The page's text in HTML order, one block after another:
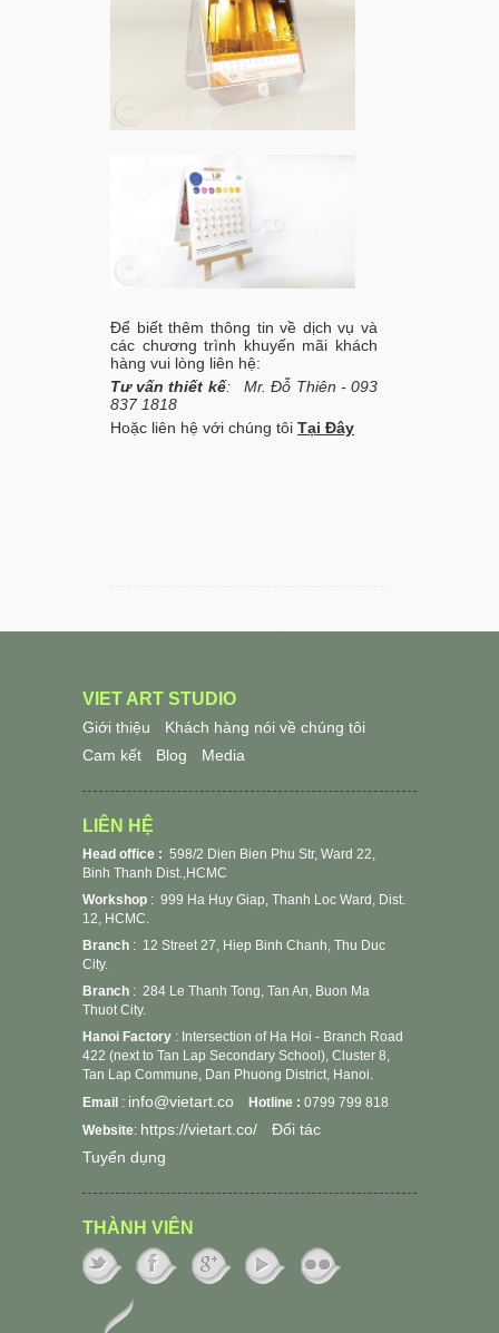
Để biết thêm thông tin về dịch vụ và
các chương trình khuyến mãi khách
hàng vui lòng liên hệ:
Tư vấn thiết kế: Mr. Đỗ Thiên - 093
837 1818
Hoặc liên hệ với chúng tôi Tại Đây
VIET ART STUDIO
Giới thiệu
Khách hàng nói về chúng tôi
Cam kết
Blog Media
LIÊN HỆ
Head office : 598/2 Dien Bien Phu Str, Ward 22,
Binh Thanh Dist.,HCMC
Workshop : 999 Ha Huy Giap, Thanh Loc Ward, Dist.
12, HCMC.
Branch : 12 Street 27, Hiep Binh Chanh, Thu Duc
City.
Branch : 284 Le Thanh Tong, Tan An, Buon Ma
Thuot City.
Hanoi Factory : Intersection of Ha Hoi - Branch Road
422 (next to Tan Lap Secondary School), Cluster 8,
Tan Lap Commune, Dan Phuong District, Hanoi.
Email : info@vietart.co Hotline : 0799 799 818
Website: https://vietart.co/
Đối tác
Tuyển dụng
THÀNH VIÊN